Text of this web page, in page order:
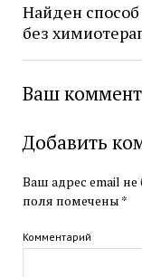
Найден
без
Ваш
Добавить
Ваш адрес email не
поля помечены *
Комментарий